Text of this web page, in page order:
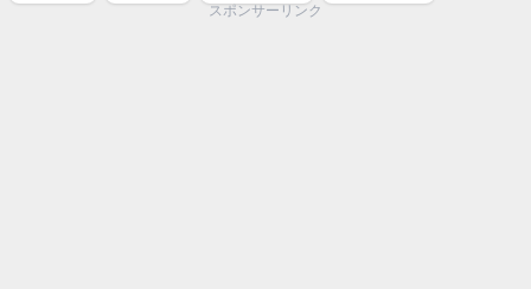
スポンサーリンク